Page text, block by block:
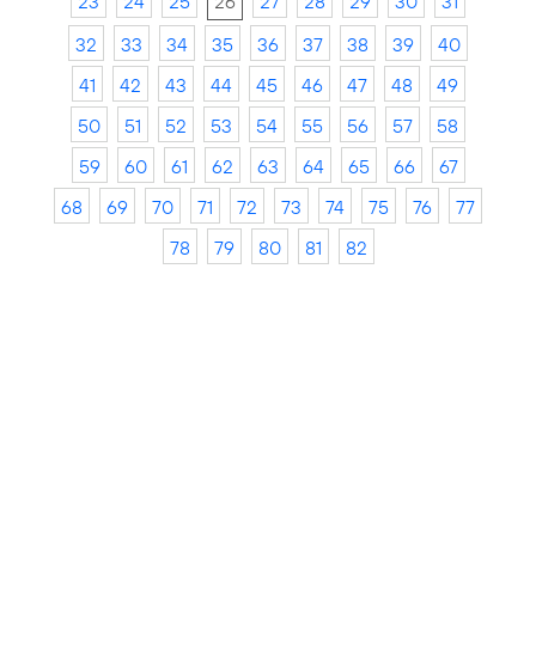
32
33 34 35 36 37 38 39
40
41
42 43 44 45 46 47 48
49
50
51 52 53 54 55 56 57
58
59
60 61 62 63 64 65 66
67
68
69 70 71 72 73 74 75 76
77
78
79 80 81 82